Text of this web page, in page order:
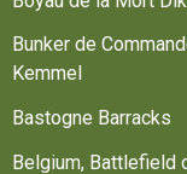
Bunker de
Kemmel
Bastogne Barracks
Belgium, Battlefield